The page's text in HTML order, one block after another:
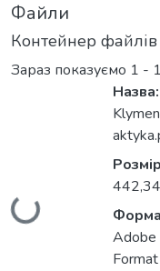
Файли
Контейнер файлів
Зараз показуємо 1 -
Вантажиться...
Назва:
Adobe
Format